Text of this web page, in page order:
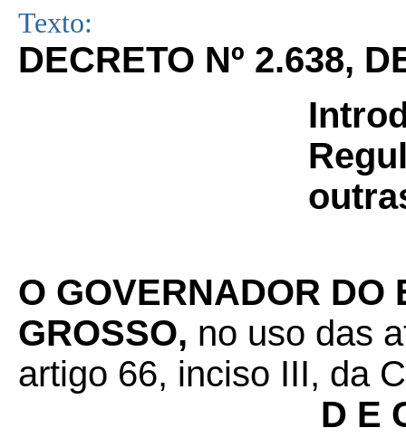
Texto:
DECRETO Nº 2.638,
O GOVERNADOR DO
GROSSO, no uso das
artigo 66, inciso III, da
D E